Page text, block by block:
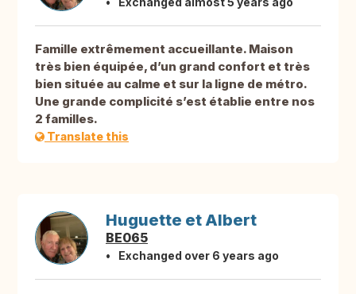
Famille extrêmement accueillante. Maison
très bien équipée, d’un grand confort et très
bien située au calme et sur la ligne de métro.
Une grande complicité s’est établie entre nos
2 familles.
Translate this
Huguette et Albert
BE065
Exchanged over 6 years ago